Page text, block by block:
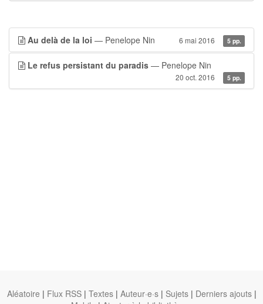
Au delà de la loi — Penelope Nin 6 mai 2016 5 pp.
Le refus persistant du paradis — Penelope Nin
20 oct. 2016 5 pp.
Aléatoire | Flux RSS | Textes | Auteur·e·s | Sujets | Derniers ajouts |